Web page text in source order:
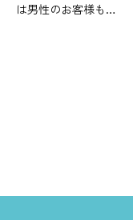
は男性のお客様も急